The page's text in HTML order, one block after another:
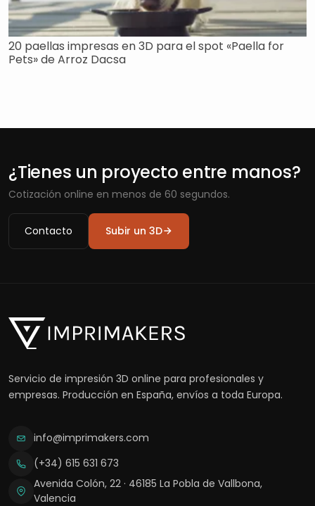
20 paellas impresas en 3D para el spot «Paella for
Pets» de Arroz Dacsa
¿Tienes un proyecto entre manos?
Cotización online en menos de 60 segundos.
Contacto Subir un 3D
Servicio de impresión 3D online para profesionales y
empresas. Producción en España, envíos a toda Europa.
info@imprimakers.com
(+34) 615 631 673
Avenida Colón, 22 · 46185 La Pobla de Vallbona,
Valencia